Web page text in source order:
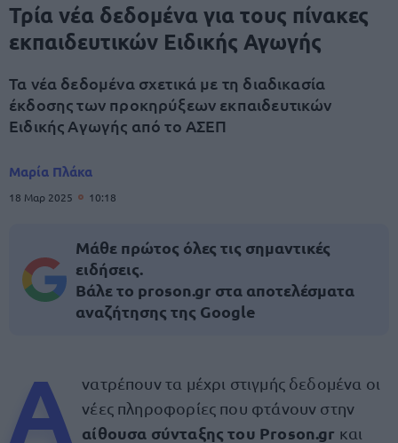
Τρία νέα δεδομένα για τους πίνακες
εκπαιδευτικών Ειδικής Αγωγής
Τα νέα δεδομένα σχετικά με τη διαδικασία
έκδοσης των προκηρύξεων εκπαιδευτικών
Ειδικής Αγωγής από το ΑΣΕΠ
Μαρία Πλάκα
18 Μαρ 2025 10:18
Μάθε πρώτος όλες τις σημαντικές
ειδήσεις.
Βάλε το proson.gr στα αποτελέσματα
αναζήτησης της Google
Α νατρέπουν τα μέχρι στιγμής δεδομένα οι
νέες πληροφορίες που φτάνουν στην
αίθουσα σύνταξης του Proson.gr και